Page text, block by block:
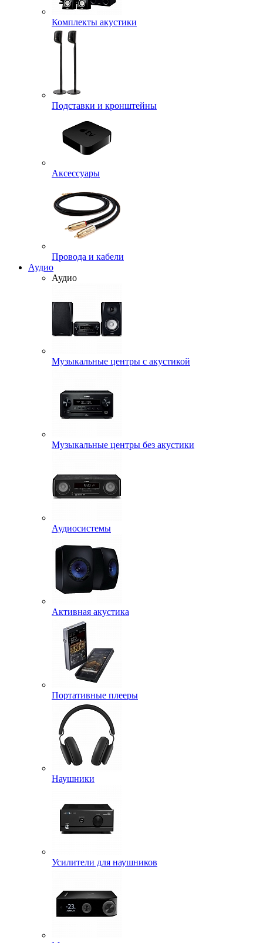
Комплекты акустики
Подставки и кронштейны
Аксессуары
Провода и кабели
Аудио
Аудио
Музыкальные центры с акустикой
Музыкальные центры без акустики
Аудиосистемы
Активная акустика
Портативные плееры
Наушники
Усилители для наушников